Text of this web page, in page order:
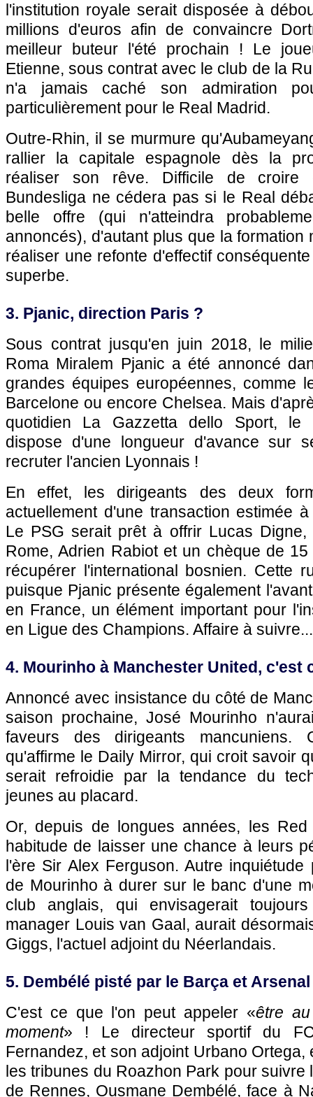
l'institution royale serait disposée à
millions d'euros afin de convaincre
meilleur buteur l'été prochain ! Le
Etienne, sous contrat avec le club de la
n'a jamais caché son admiration
particulièrement pour le Real Madrid.
Outre-Rhin, il se murmure
rallier la capitale espagnole dès la
réaliser son rêve. Difficile de
Bundesliga ne cédera pas si le Real
belle offre (qui n'atteindra
annoncés), d'autant plus que la formation
réaliser une refonte d'effectif
superbe.
3. Pjanic, direction Paris ?
Sous contrat jusqu'en juin 2018, le
Roma Miralem Pjanic a été annoncé
grandes équipes européennes, comme
Barcelone ou encore Chelsea. Mais
quotidien La Gazzetta dello Sport, le
dispose d'une longueur d'avance sur
recruter l'ancien Lyonnais !
En effet, les dirigeants des deux
actuellement d'une transaction estimée
Le PSG serait prêt à offrir Lucas Digne,
Rome, Adrien Rabiot et un chèque de
récupérer l'international bosnien. Cette
puisque Pjanic présente également
en France, un élément important pour
en Ligue des Champions. Affaire à suivre...
4. Mourinho à Manchester United, c'est
Annoncé avec insistance du côté de
saison prochaine, José Mourinho
faveurs des dirigeants
qu'affirme le Daily Mirror, qui croit savoir
serait refroidie par la tendance du
jeunes au placard.
Or, depuis de longues années, les
habitude de laisser une chance à leurs
l'ère Sir Alex Ferguson. Autre inquiétude
de Mourinho à durer sur le banc d'une
club anglais, qui envisagerait
manager Louis van Gaal, aurait
Giggs, l'actuel adjoint du Néerlandais.
5. Dembélé pisté par le Barça et Arsenal
C'est ce que l'on peut appeler «être
moment» ! Le directeur sportif du FC
Fernandez, et son adjoint Urbano Ortega,
les tribunes du Roazhon Park pour suivre
de Rennes, Ousmane Dembélé, face à